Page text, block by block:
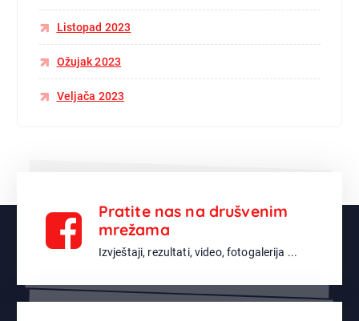
Listopad 2023
Ožujak 2023
Veljača 2023
Pratite nas na drušvenim
mrežama
Izvještaji, rezultati, video, fotogalerija ...